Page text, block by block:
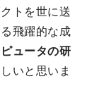
トを世に送
飛躍的な成
ュータの研
いと思いま